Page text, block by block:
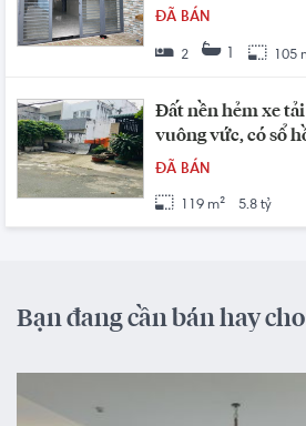
ĐÃ BÁN
2 1 105
Đất nền hẻm xe
vuông vức, có sổ
ĐÃ BÁN
119 m² 5.8 tỷ
Bạn đang cần bán hay